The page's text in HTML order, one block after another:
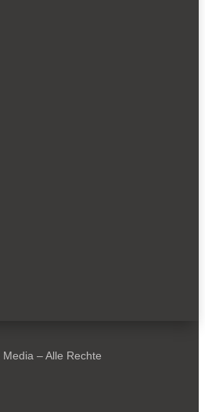
– Alle Rechte